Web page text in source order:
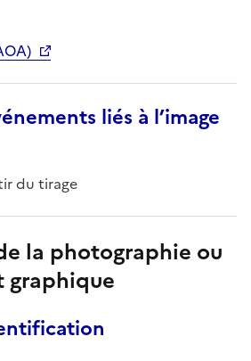
liés à l’image
du tirage
la photographie ou
graphique